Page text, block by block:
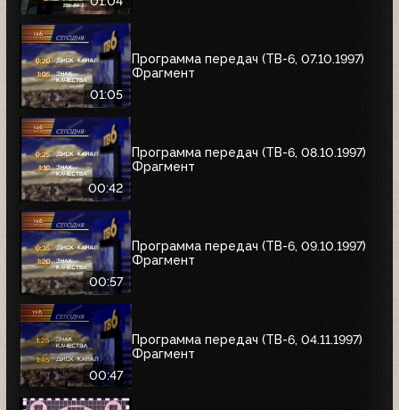
01:05
Программа передач (ТВ-6, 07.10.1997)
Фрагмент
00:42
Программа передач (ТВ-6, 08.10.1997)
Фрагмент
00:57
Программа передач (ТВ-6, 09.10.1997)
Фрагмент
00:47
Программа передач (ТВ-6, 04.11.1997)
Фрагмент